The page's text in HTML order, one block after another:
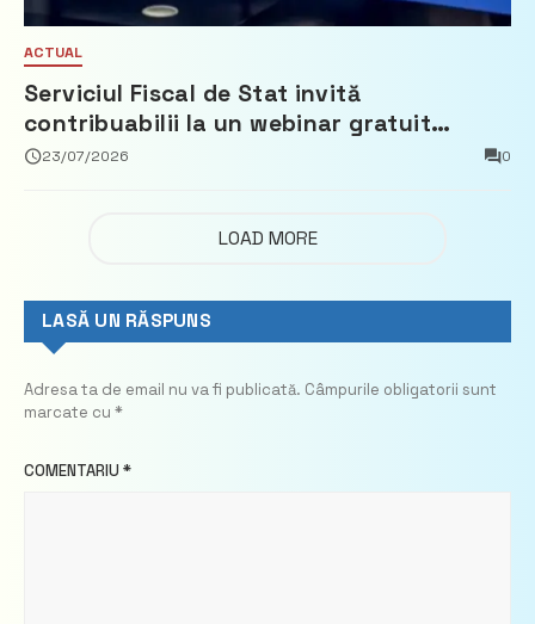
ACTUAL
Serviciul Fiscal de Stat invită
contribuabilii la un webinar gratuit
privind calculul impozitului pe bunurile
23/07/2026 0
LOAD MORE
LASĂ UN RĂSPUNS
Adresa ta de email nu va fi publicată. Câmpurile obligatorii sunt
marcate cu *
COMENTARIU *